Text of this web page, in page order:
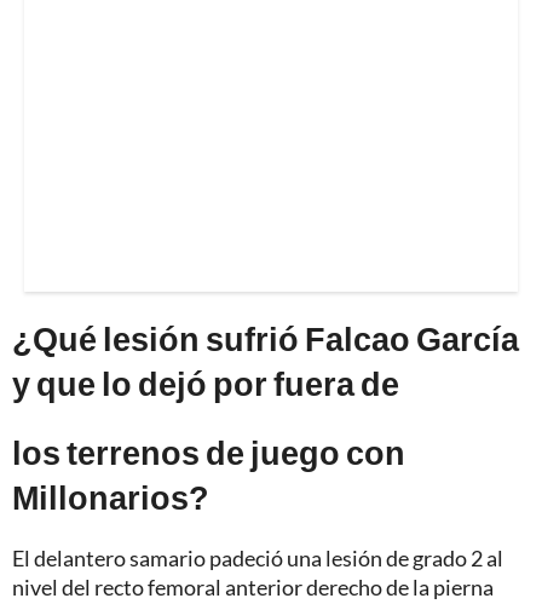
¿Qué lesión sufrió Falcao García
y que lo dejó por fuera de
los terrenos de juego con
Millonarios?
El delantero samario padeció una lesión de grado 2 al
nivel del recto femoral anterior derecho de la pierna